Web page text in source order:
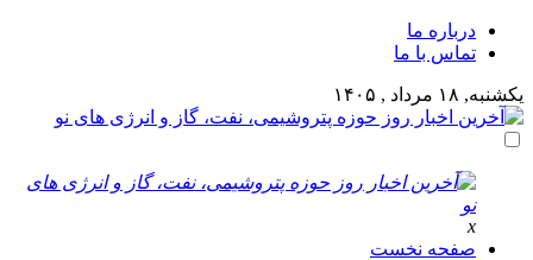
درباره ما
تماس با ما
یکشنبه, ۱۸ مرداد , ۱۴۰۵
x
صفحه نخست